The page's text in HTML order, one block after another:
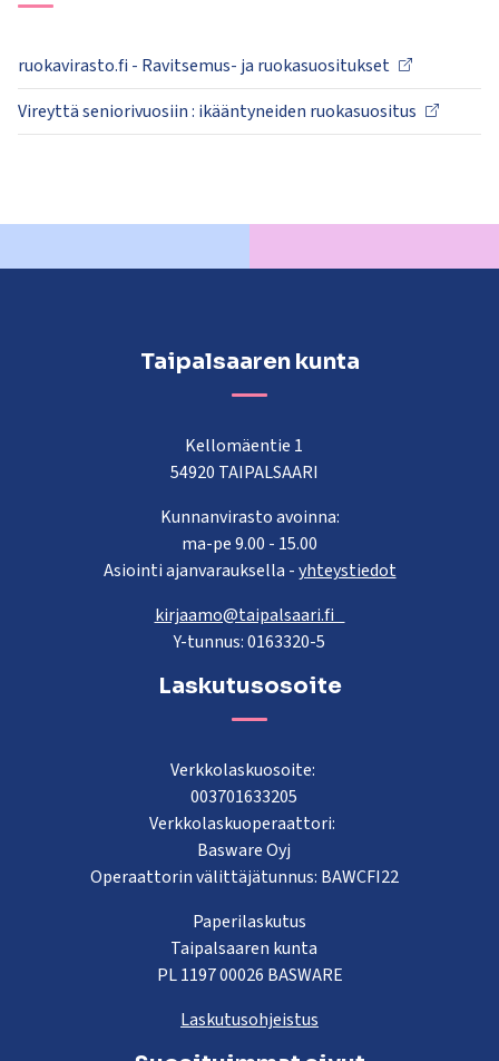
ruokavirasto.fi - Ravitsemus- ja ruokasuositukset
Vireyttä seniorivuosiin : ikääntyneiden ruokasuositus
Taipalsaaren kunta
Kellomäentie 1
54920 TAIPALSAARI
Kunnanvirasto avoinna:
ma-pe 9.00 - 15.00
Asiointi ajanvarauksella -yhteystiedot
kirjaamo@taipalsaari.fi
Y-tunnus: 0163320-5
Laskutusosoite
Verkkolaskuosoite:
003701633205
Verkkolaskuoperaattori:
Basware Oyj
Operaattorin välittäjätunnus: BAWCFI22
Paperilaskutus
Taipalsaaren kunta
PL 1197 00026 BASWARE
Laskutusohjeistus